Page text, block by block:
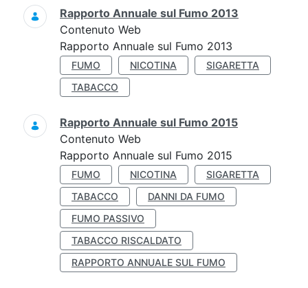
Rapporto Annuale sul Fumo 2013
Contenuto Web
Rapporto Annuale sul Fumo 2013
FUMO NICOTINA
SIGARETTA
TABACCO
Rapporto Annuale sul Fumo 2015
Contenuto Web
Rapporto Annuale sul Fumo 2015
FUMO NICOTINA
SIGARETTA
TABACCO
DANNI DA FUMO
FUMO PASSIVO
TABACCO RISCALDATO
RAPPORTO ANNUALE SUL FUMO